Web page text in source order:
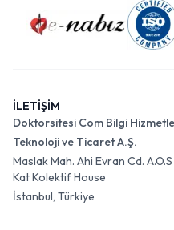
İLETİŞİM
Doktorsitesi Com Bilgi
Teknoloji ve Ticaret A.Ş.
Maslak Mah. Ahi Evran Cd.
Kat Kolektif House
İstanbul, Türkiye